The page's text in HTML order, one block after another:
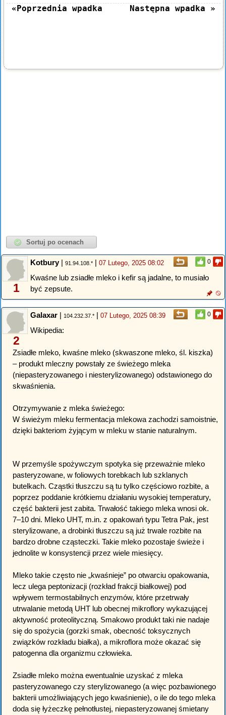
«Poprzednia wpadka Następna wpadka »
0
1
Kotbury| 91.94.108.* | 07 Lutego, 2025 08:02
Kwaśne lub zsiadłe mleko i kefir są jadalne, to musiało
być zepsute.
0
2
Galaxar | 104.232.37.* | 07 Lutego, 2025 08:39
Wikipedia:
Zsiadłe mleko, kwaśne mleko (skwaszone mleko, śl. kiszka)
– produkt mleczny powstały ze świeżego mleka
(niepasteryzowanego i niesterylizowanego) odstawionego do
skwaśnienia.
Otrzymywanie z mleka świeżego:
W świeżym mleku fermentacja mlekowa zachodzi samoistnie,
dzięki bakteriom żyjącym w mleku w stanie naturalnym.
W przemyśle spożywczym spotyka się przeważnie mleko
pasteryzowane, w foliowych torebkach lub szklanych
butelkach. Cząstki tłuszczu są tu tylko częściowo rozbite, a
poprzez poddanie krótkiemu działaniu wysokiej temperatury,
część bakterii jest zabita. Trwałość takiego mleka wnosi ok.
7–10 dni. Mleko UHT, m.in. z opakowań typu Tetra Pak, jest
sterylizowane, a drobinki tłuszczu są już trwale rozbite na
bardzo drobne cząsteczki. Takie mleko pozostaje świeże i
jednolite w konsystencji przez wiele miesięcy.
Mleko takie często nie „kwaśnieje” po otwarciu opakowania,
lecz ulega peptonizacji (rozkład frakcji białkowej) pod
wpływem termostabilnych enzymów, które przetrwały
utrwalanie metodą UHT lub obecnej mikroflory wykazującej
aktywność proteolityczną. Smakowo produkt taki nie nadaje
się do spożycia (gorzki smak, obecność toksycznych
związków rozkładu białka), a mikroflora może okazać się
patogenna dla organizmu człowieka.
Zsiadłe mleko można ewentualnie uzyskać z mleka
pasteryzowanego czy sterylizowanego (a więc pozbawionego
bakterii umożliwiających jego kwaśnienie), o ile do tego mleka
doda się łyżeczkę pełnotłustej, niepasteryzowanej śmietany